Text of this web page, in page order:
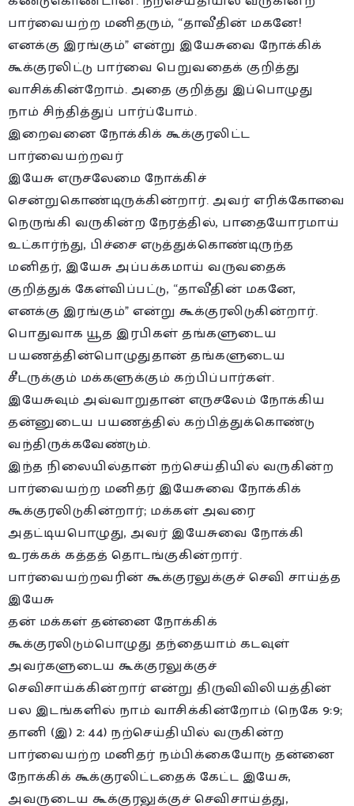
பார்வையற்ற மனிதரும், “தாவீதின் மகனே!
எனக்கு இரங்கும்” என்று இயேசுவை நோக்கிக்
கூக்குரலிட்டு பார்வை பெறுவதைக் குறித்து
வாசிக்கின்றோம். அதை குறித்து இப்பொழுது
நாம் சிந்தித்துப் பார்ப்போம்.
இறைவனை நோக்கிக் கூக்குரலிட்ட
பார்வையற்றவர்
இயேசு எருசலேமை நோக்கிச்
சென்றுகொண்டிருக்கின்றார். அவர் எரிக்கோவை
நெருங்கி வருகின்ற நேரத்தில், பாதையோரமாய்
உட்கார்ந்து, பிச்சை எடுத்துக்கொண்டிருந்த
மனிதர், இயேசு அப்பக்கமாய் வருவதைக்
குறித்துக் கேள்விப்பட்டு, “தாவீதின் மகனே,
எனக்கு இரங்கும்” என்று கூக்குரலிடுகின்றார்.
பொதுவாக யூத இரபிகள் தங்களுடைய
பயணத்தின்பொழுதுதான் தங்களுடைய
சீடருக்கும் மக்களுக்கும் கற்பிப்பார்கள்.
இயேசுவும் அவ்வாறுதான் எருசலேம் நோக்கிய
தன்னுடைய பயணத்தில் கற்பித்துக்கொண்டு
வந்திருக்கவேண்டும்.
இந்த நிலையில்தான் நற்செய்தியில் வருகின்ற
பார்வையற்ற மனிதர் இயேசுவை நோக்கிக்
கூக்குரலிடுகின்றார்; மக்கள் அவரை
அதட்டியபொழுது, அவர் இயேசுவை நோக்கி
உரக்கக் கத்தத் தொடங்குகின்றார்.
பார்வையற்றவரின் கூக்குரலுக்குச் செவி சாய்த்த
இயேசு
தன் மக்கள் தன்னை நோக்கிக்
கூக்குரலிடும்பொழுது தந்தையாம் கடவுள்
அவர்களுடைய கூக்குரலுக்குச்
செவிசாய்க்கின்றார் என்று திருவிவிலியத்தின்
பல இடங்களில் நாம் வாசிக்கின்றோம் (நெகே 9:9;
தானி (இ) 2: 44) நற்செய்தியில் வருகின்ற
பார்வையற்ற மனிதர் நம்பிக்கையோடு தன்னை
நோக்கிக் கூக்குரலிட்டதைக் கேட்ட இயேசு,
அவருடைய கூக்குரலுக்குச் செவிசாய்த்து,